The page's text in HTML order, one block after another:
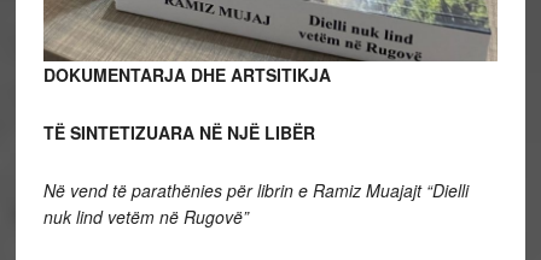
DOKUMENTARJA DHE ARTSITIKJA
TË SINTETIZUARA NË NJË LIBËR
Në vend të parathënies për librin e Ramiz Muajajt “Dielli
nuk lind vetëm në Rugovë”